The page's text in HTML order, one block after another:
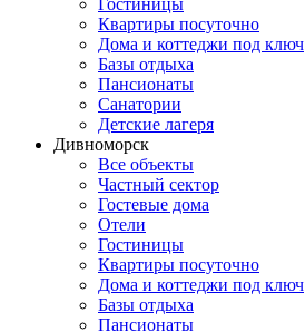
Гостиницы
Квартиры посуточно
Дома и коттеджи под ключ
Базы отдыха
Пансионаты
Санатории
Детские лагеря
Дивноморск
Все объекты
Частный сектор
Гостевые дома
Отели
Гостиницы
Квартиры посуточно
Дома и коттеджи под ключ
Базы отдыха
Пансионаты